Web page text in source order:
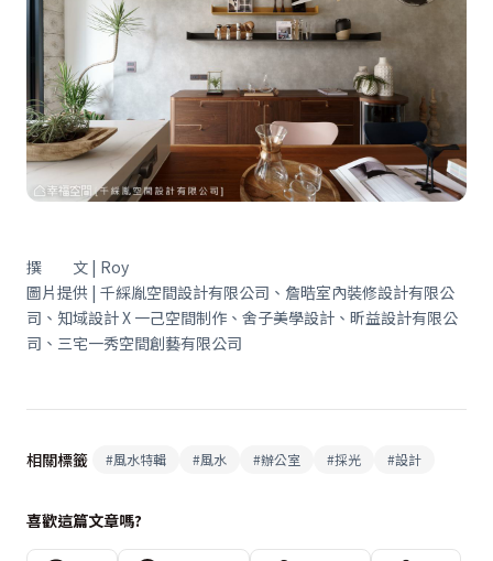
撰 文 | Roy
圖片提供 | 千綵胤空間設計有限公司、詹晧室內裝修設計有限公
司、知域設計 X 一己空間制作、舍子美學設計、昕益設計有限公
司、三宅一秀空間創藝有限公司
相關標籤 #風水特輯 #風水 #辦公室 #採光 #設計
喜歡這篇文章嗎?